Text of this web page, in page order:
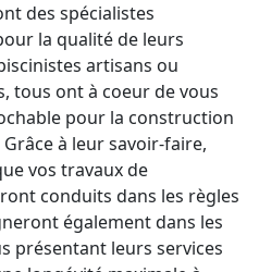
des spécialistes
la qualité de leurs
artisans ou
tous ont à coeur de vous
pour la construction
à leur savoir-faire,
vos travaux de
conduits dans les règles
également dans les
présentant leurs services